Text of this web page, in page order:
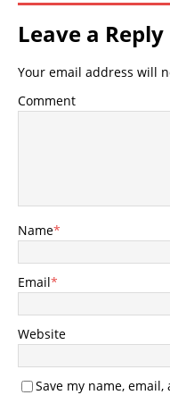
Leave a Reply
Your email address will
Comment
Name*
Email*
Website
Save my name,